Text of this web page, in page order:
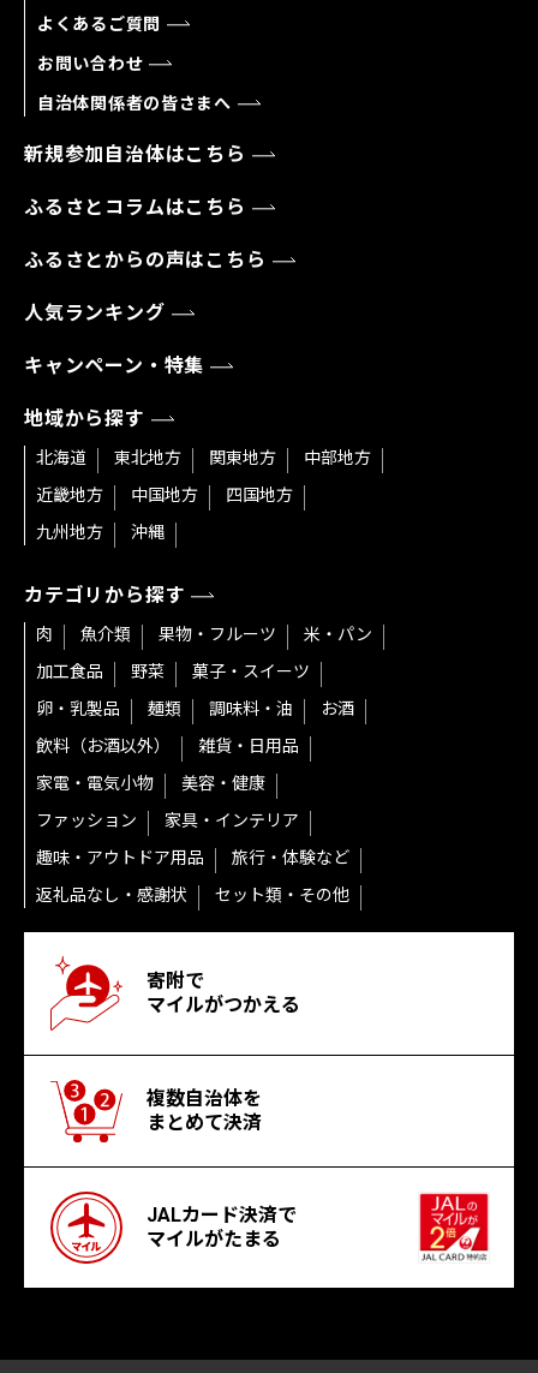
よくあるご質問
お問い合わせ
自治体関係者の皆さまへ
新規参加自治体はこちら
ふるさとコラムはこちら
ふるさとからの声はこちら
人気ランキング
キャンペーン・特集
地域から探す
北海道 東北地方 関東地方
中部地方
近畿地方
中国地方
四国地方
九州地方
沖縄
カテゴリから探す
肉 魚介類 果物・フルーツ
米・パン
加工食品
野菜
菓子・スイーツ
卵・乳製品
麺類 調味料・油
お酒
飲料（お酒以外）
雑貨・日用品
家電・電気小物
美容・健康
ファッション
家具・インテリア
趣味・アウトドア用品
旅行・体験など
返礼品なし・感謝状
セット類・その他
寄附で
マイルがつかえる
複数自治体を
まとめて決済
JALカード決済で
マイルがたまる